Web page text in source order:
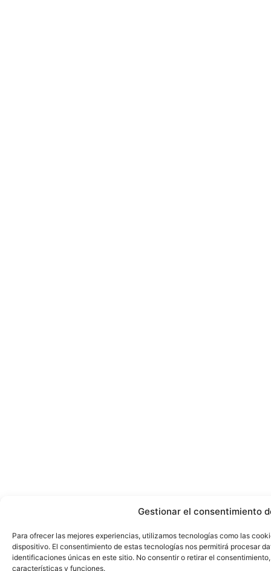
Gestionar el consentimiento
Para ofrecer las mejores experiencias, utilizamos tecnologías como las
dispositivo. El consentimiento de estas tecnologías nos permitirá procesar
identificaciones únicas en este sitio. No consentir o retirar el
características y funciones.